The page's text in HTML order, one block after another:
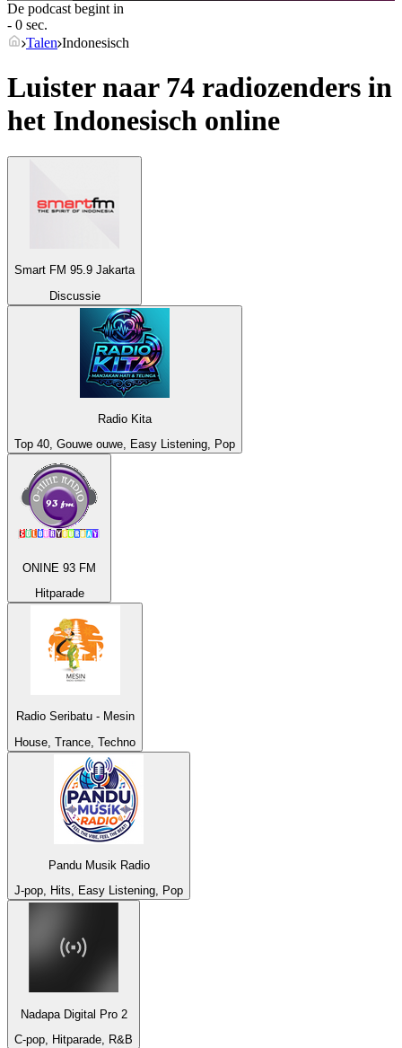
De podcast begint in
- 0 sec.
Talen Indonesisch
Luister naar 74 radiozenders in
het Indonesisch online
Smart FM 95.9 Jakarta
Discussie
Radio Kita
Top 40, Gouwe ouwe, Easy Listening, Pop
ONINE 93 FM
Hitparade
Radio Seribatu - Mesin
House, Trance, Techno
Pandu Musik Radio
J-pop, Hits, Easy Listening, Pop
Nadapa Digital Pro 2
C-pop, Hitparade, R&B